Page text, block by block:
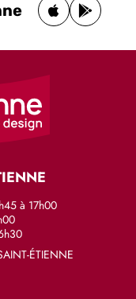
à 17h00
ÉTIENNE